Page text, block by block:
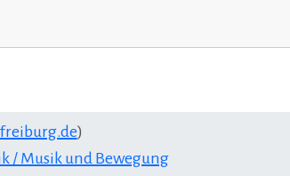
)
/ Musik und Bewegung